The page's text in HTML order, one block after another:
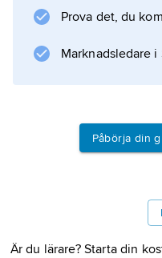
och Eindhoven
Nederländerna.
Information
Prova det, du
Marknadsledare i
Påbörja din
Är du lärare? Starta din